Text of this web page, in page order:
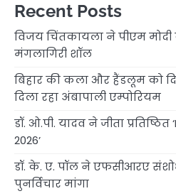
Recent Posts
विजय चिंतकायला ने पीएम
मंगलागिरी शॉल
बिहार की कला और हैंडलूम को
दिला रहा अंबापाली एम्पोरियम
डॉ. ओ.पी. यादव ने जीता प्रतिष्ठित
2026’
डॉ. के. ए. पॉल ने एफसीआरए
पुनर्विचार मांगा